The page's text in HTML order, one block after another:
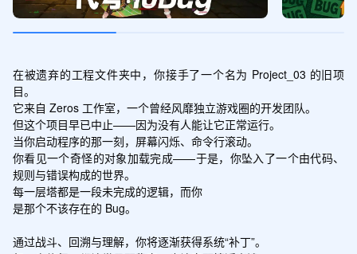
在被遗弃的工程文件夹中，你接手了一个名为 Project_03 的旧项
目。
它来自 Zeros 工作室，一个曾经风靡独立游戏圈的开发团队。
但这个项目早已中止——因为没有人能让它正常运行。
当你启动程序的那一刻，屏幕闪烁、命令行滚动。
你看见一个奇怪的对象加载完成——于是，你坠入了一个由代码、
规则与错误构成的世界。
每一层塔都是一段未完成的逻辑，而你
是那个不该存在的 Bug。
通过战斗、回溯与理解，你将逐渐获得系统“补丁”。